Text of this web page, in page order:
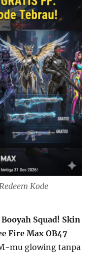
Kode
Booyah Squad! Skin
Fire Max OB47
mu glowing tanpa